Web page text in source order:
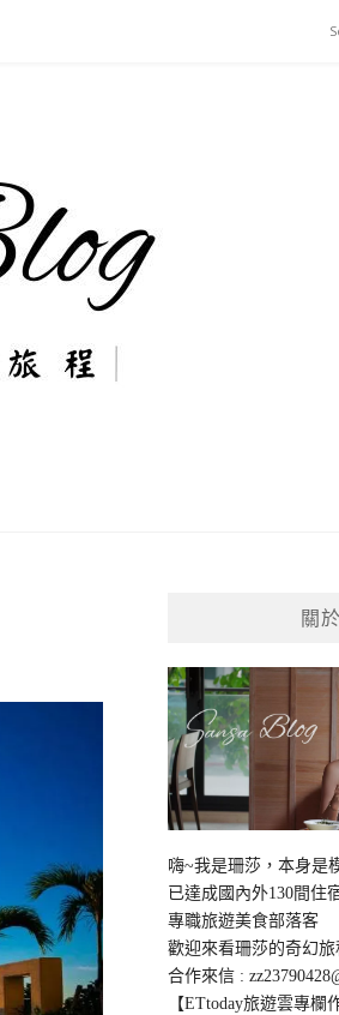
關
嗨~我是珊莎，本身是
已達成國內外130間住
專職旅遊美食部落客
歡迎來看珊莎的奇幻旅
合作來信 :
【ETtoday旅遊雲專欄